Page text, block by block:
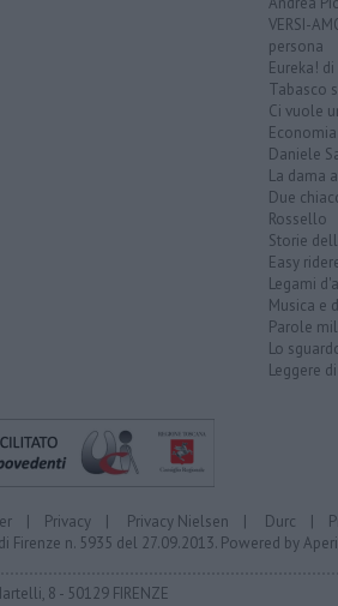
VERSI-
persona
Eureka!
Tabasco
Ci vuole
Daniele
La dama
Due
Rossello
Storie
Easy
Legami
Musica e
Parole
Lo
Leggere
| Privacy | Privacy Nielsen | Durc |
n. 5935 del 27.09.2013. Powered by
8 - 50129 FIRENZE